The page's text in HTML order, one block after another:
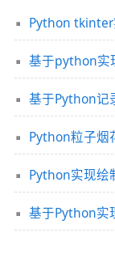
Python
基于python实
基于Python记
Python粒子烟
Python实现绘
基于Python实